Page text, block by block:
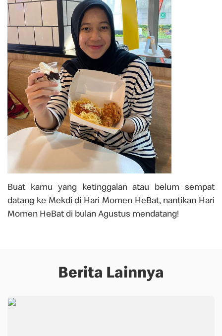
Buat kamu yang ketinggalan atau belum sempat
datang ke Mekdi di Hari Momen HeBat, nantikan Hari
Momen HeBat di bulan Agustus mendatang!
Berita Lainnya